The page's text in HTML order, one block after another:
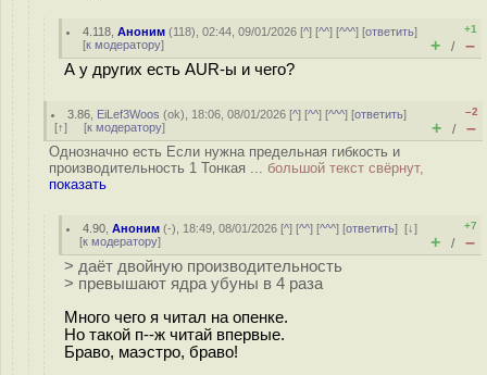
4.118 ,Аноним (118), 02:44, 09/01/2026 [^] [^^] [^^^] [ответить]
[к модератору]
+1
+ / –
А у других есть AUR-ы и чего?
3.86 EiLef3Woos (ok), 18:06, 08/01/2026 [^] [^^] [^^^] [ответить]
[↑] [к модератору]
–2
+ / –
Однозначно есть Если нужна предельная гибкость и
производительность 1 Тонкая ... большой текст свёрнут,
показать
4.90 ,Аноним (-), 18:49, 08/01/2026 [^] [^^] [^^^] [ответить][↓]
[к модератору]
+7
+ / –
> даёт двойную производительность
> превышают ядра убуны в 4 раза
Много чего я читал на опенке.
Но такой п--ж читай впервые.
Браво, маэстро, браво!